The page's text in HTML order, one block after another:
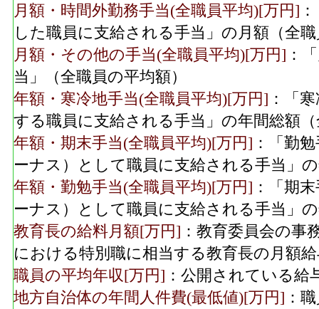
月額・時間外勤務手当(全職員平均)[万円]
した職員に支給される手当」の月額（全
月額・その他の手当(全職員平均)[万円] ：
当」（全職員の平均額）
年額・寒冷地手当(全職員平均)[万円] ：「
する職員に支給される手当」の年間総額
年額・期末手当(全職員平均)[万円] ：「勤
ーナス）として職員に支給される手当」
年額・勤勉手当(全職員平均)[万円] ：「期
ーナス）として職員に支給される手当」
教育長の給料月額[万円] ：教育委員会の事
における特別職に相当する教育長の月額
職員の平均年収[万円] ：公開されている
地方自治体の年間人件費(最低値)[万円] ：